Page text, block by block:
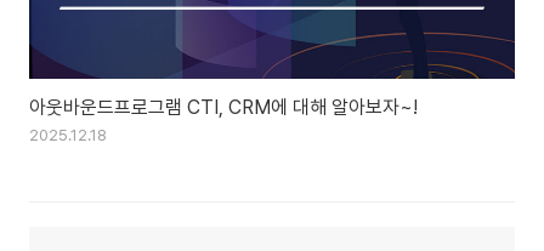
아웃바운드프로그램 CTI, CRM에 대해 알아보자~!
2025.12.18